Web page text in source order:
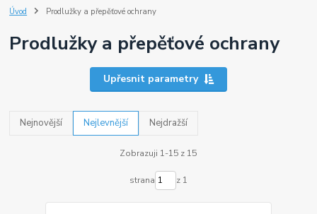
Úvod Prodlužky a přepěťové ochrany
Prodlužky a přepěťové ochrany
Upřesnit parametry
Nejnovější Nejlevnější Nejdražší
Zobrazuji 1-15 z 15
strana z 1